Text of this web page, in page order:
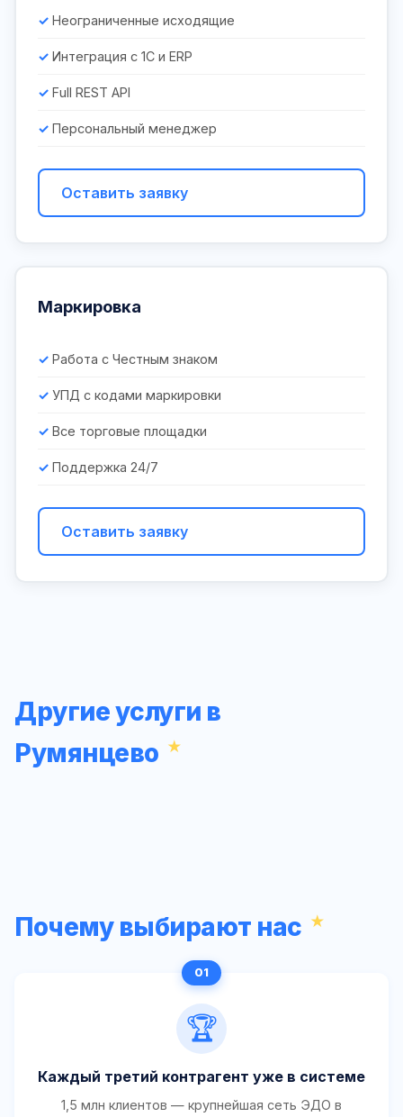
Неограниченные исходящие
Интеграция с 1С и ERP
Full REST API
Персональный менеджер
Оставить заявку
Маркировка
Работа с Честным знаком
УПД с кодами маркировки
Все торговые площадки
Поддержка 24/7
Оставить заявку
Другие услуги в
Румянцево
Почему выбирают нас
🏆
Каждый третий контрагент уже в системе
1,5 млн клиентов — крупнейшая сеть ЭДО в